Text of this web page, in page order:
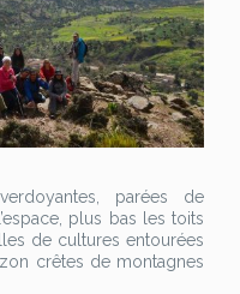
parées de
plus bas les toits
de cultures entourées
crêtes de montagnes